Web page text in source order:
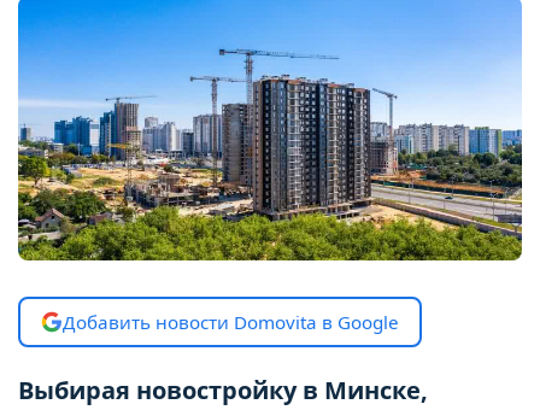
Добавить новости Domovita в Google
Выбирая новостройку в Минске,